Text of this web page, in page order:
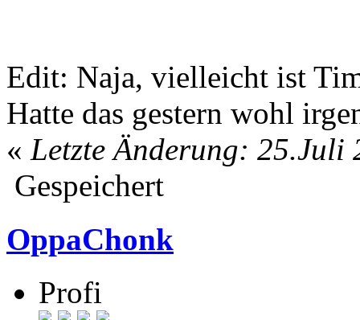
Edit: Naja, vielleicht ist
Hatte das gestern wohl
« Letzte Änderung: 25.Juli
Gespeichert
OppaChonk
Profi